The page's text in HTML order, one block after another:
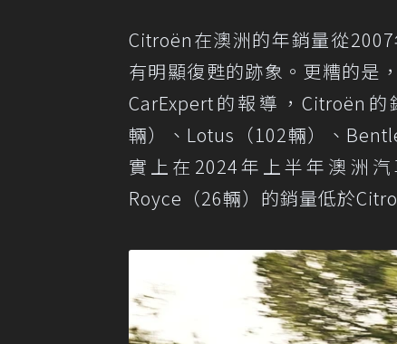
Citroën在澳洲的年銷量從
有明顯復甦的跡象。更糟的是
CarExpert的報導，Citroën
輛）、Lotus（102輛）、
實上在2024年上半年澳洲
Royce（26輛）的銷量低於